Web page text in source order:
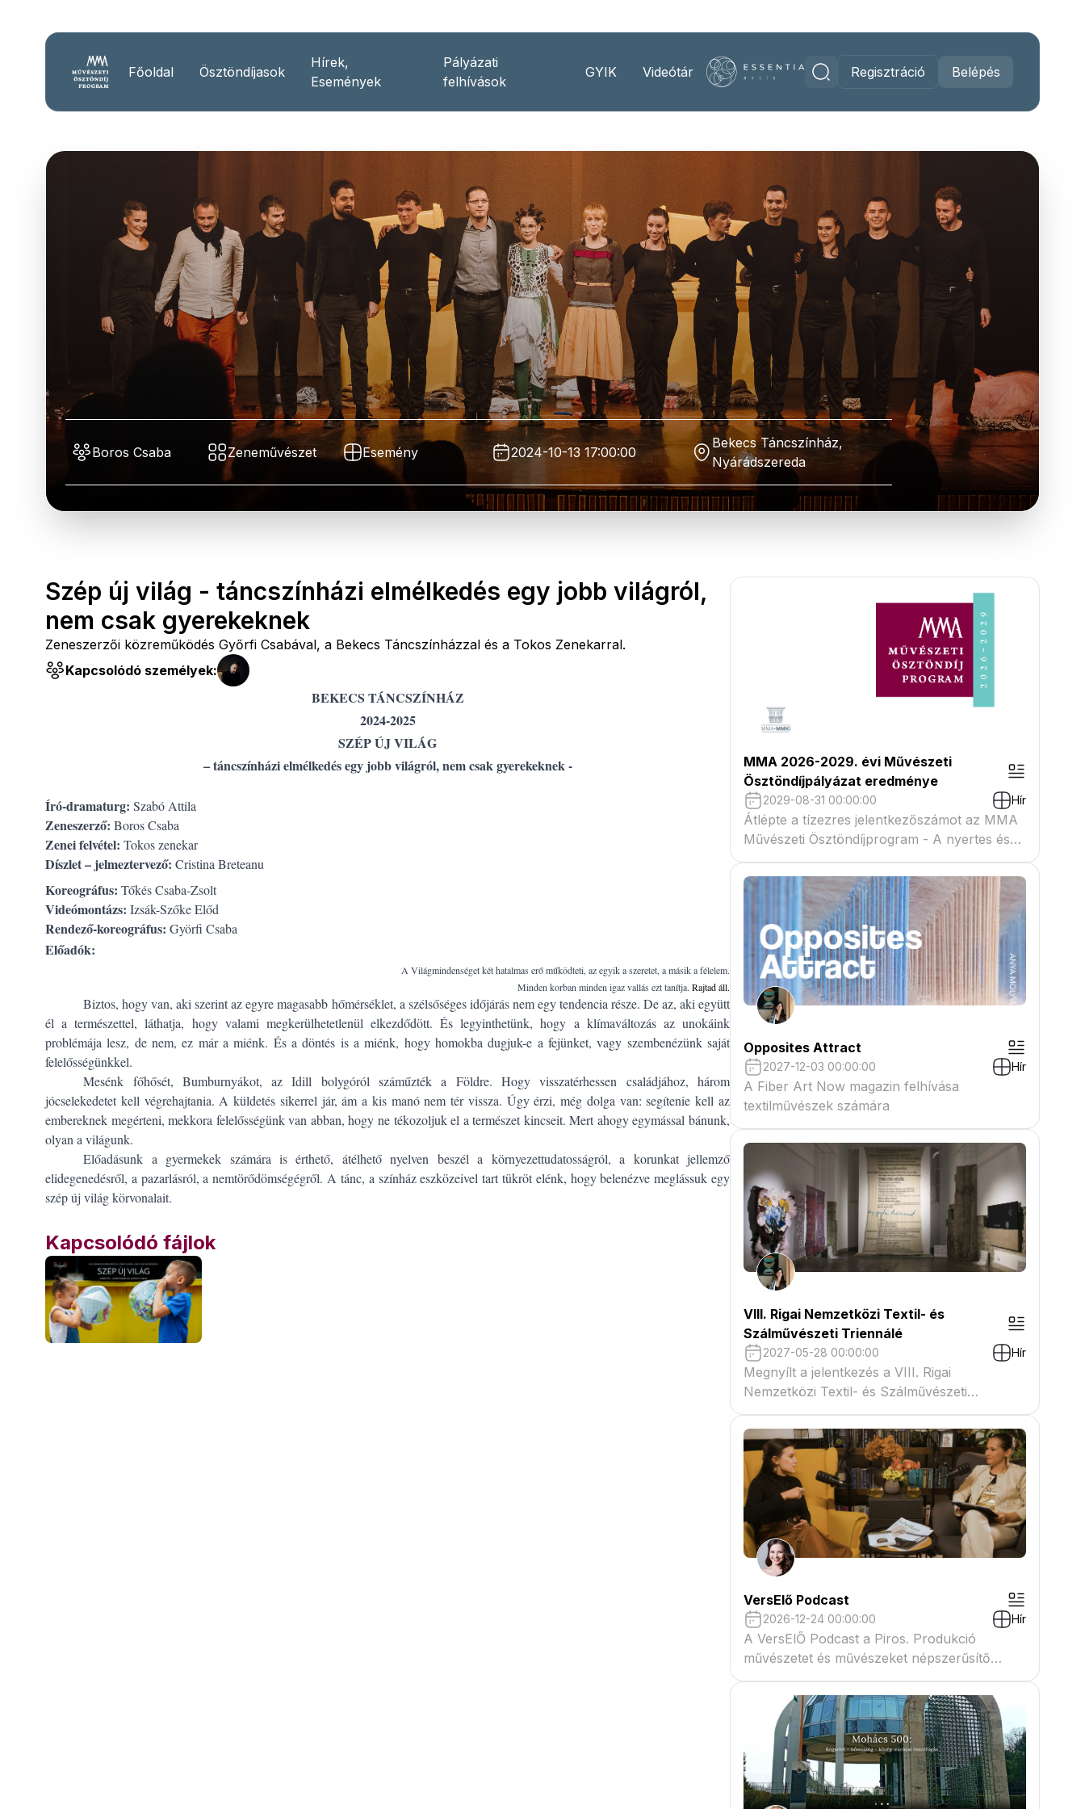
Főoldal Ösztöndíjasok
Hírek,
Események
Pályázati
felhívások
GYIK Videótár Regisztráció Belépés
Boros Csaba Zeneművészet Esemény 2024-10-13 17:00:00
Bekecs Táncszínház,
Nyárádszereda
Szép új világ - táncszínházi elmélkedés egy jobb világról,
nem csak gyerekeknek
Zeneszerzői közreműködés Győrfi Csabával, a Bekecs Táncszínházzal és a Tokos Zenekarral.
Kapcsolódó személyek:
BEKECS TÁNCSZÍNHÁZ
2024-2025
SZÉP ÚJ VILÁG
– táncszínházi elmélkedés egy jobb világról, nem csak gyerekeknek -
Író-dramaturg: Szabó Attila
Zeneszerző: Boros Csaba
Zenei felvétel: Tokos zenekar
Díszlet – jelmeztervező: Cristina Breteanu
Koreográfus: Tőkés Csaba-Zsolt
Videómontázs: Izsák-Szőke Előd
Rendező-koreográfus: Györfi Csaba
Előadók:
A Világmindenséget két hatalmas erő működteti, az egyik a szeretet, a másik a félelem.
Minden korban minden igaz vallás ezt tanítja. Rajtad áll.
Biztos, hogy van, aki szerint az egyre magasabb hőmérséklet, a szélsőséges időjárás nem egy tendencia része. De az, aki együtt
él a természettel, láthatja, hogy valami megkerülhetetlenül elkezdődött. És legyinthetünk, hogy a klímaváltozás az unokáink
problémája lesz, de nem, ez már a miénk. És a döntés is a miénk, hogy homokba dugjuk-e a fejünket, vagy szembenézünk saját
felelősségünkkel.
Mesénk főhősét, Bumburnyákot, az Idill bolygóról száműzték a Földre. Hogy visszatérhessen családjához, három
jócselekedetet kell végrehajtania. A küldetés sikerrel jár, ám a kis manó nem tér vissza. Úgy érzi, még dolga van: segítenie kell az
embereknek megérteni, mekkora felelősségünk van abban, hogy ne tékozoljuk el a természet kincseit. Mert ahogy egymással bánunk,
olyan a világunk.
Előadásunk a gyermekek számára is érthető, átélhető nyelven beszél a környezettudatosságról, a korunkat jellemző
elidegenedésről, a pazarlásról, a nemtörődömségégről. A tánc, a színház eszközeivel tart tükröt elénk, hogy belenézve meglássuk egy
szép új világ körvonalait.
Kapcsolódó fájlok
MMA 2026-2029. évi Művészeti
Ösztöndíjpályázat eredménye
2029-08-31 00:00:00 Hír
Átlépte a tízezres jelentkezőszámot az MMA
Művészeti Ösztöndíjprogram - A nyertes és
tartaléklistás pályázók névsora megtekinthető
a csatolmányban
Opposites Attract
2027-12-03 00:00:00 Hír
A Fiber Art Now magazin felhívása
textilművészek számára
VIII. Rigai Nemzetközi Textil- és
Szálművészeti Triennálé
2027-05-28 00:00:00 Hír
Megnyílt a jelentkezés a VIII. Rigai
Nemzetközi Textil- és Szálművészeti
Triennáléra
VersElő Podcast
2026-12-24 00:00:00 Hír
A VersElŐ Podcast a Piros. Produkció
művészetet és művészeket népszerűsítő
beszélgető műsora